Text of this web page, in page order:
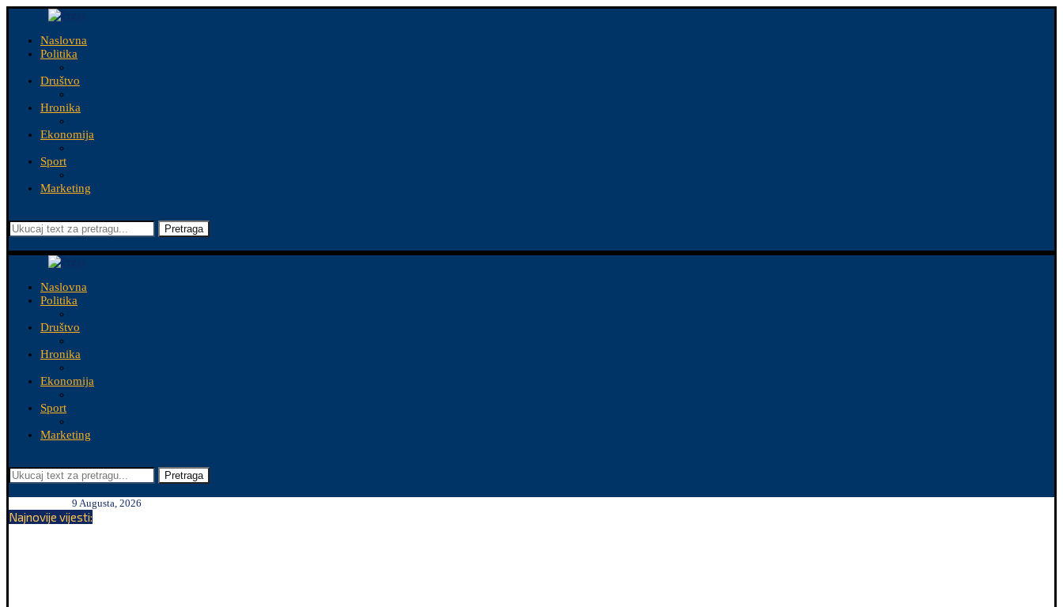
Naslovna
Politika
Društvo
Hronika
Ekonomija
Sport
Marketing
Pretraga
Naslovna
Politika
Društvo
Hronika
Ekonomija
Sport
Marketing
Pretraga
9 Augusta, 2026
Najnovije vijesti: